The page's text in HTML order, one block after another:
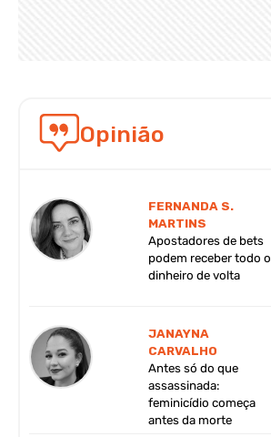
Opinião
FERNANDA S.
MARTINS
Apostadores de bets
podem receber todo o
dinheiro de volta
JANAYNA
CARVALHO
Antes só do que
assassinada:
feminicídio começa
antes da morte